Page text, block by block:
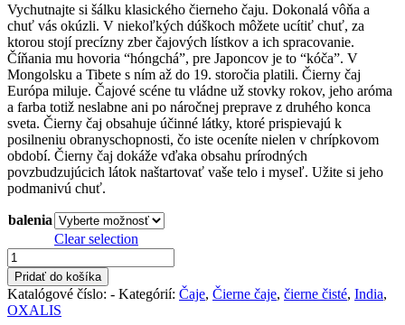
Vychutnajte si šálku klasického čierneho čaju. Dokonalá vôňa a
chuť vás okúzli. V niekoľkých dúškoch môžete ucítiť chuť, za
ktorou stojí precízny zber čajových lístkov a ich spracovanie.
Číňania mu hovoria “hóngchá”, pre Japoncov je to “kóča”. V
Mongolsku a Tibete s ním až do 19. storočia platili. Čierny čaj
Európa miluje. Čajové scéne tu vládne už stovky rokov, jeho aróma
a farba totiž neslabne ani po náročnej preprave z druhého konca
sveta. Čierny čaj obsahuje účinné látky, ktoré prispievajú k
posilneniu obranyschopnosti, čo iste oceníte nielen v chrípkovom
období. Čierny čaj dokáže vďaka obsahu prírodných
povzbudzujúcich látok naštartovať vaše telo i myseľ. Užite si jeho
podmanivú chuť.
balenia
Clear selection
množstvo
Nilgiri
Coonoor
FOP
Pridať do košíka
Katalógové číslo: - Kategórií: Čaje, Čierne čaje, čierne čisté, India,
OXALIS